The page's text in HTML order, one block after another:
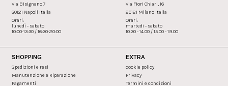
Via Bisignano 7
80121 Napoli Italia
Orari:
lunedì - sabato
10:00-13:30 / 16:30-20:00
Via Fiori Chiari, 16
20121 Milano Italia
Orari:
martedi - sabato
10.30 - 14.00 / 15.00 - 19.00
SHOPPING
Spedizioni e resi
Manutenzione e Riparazione
Pagamenti
EXTRA
cookie policy
Privacy
Termini e condizioni